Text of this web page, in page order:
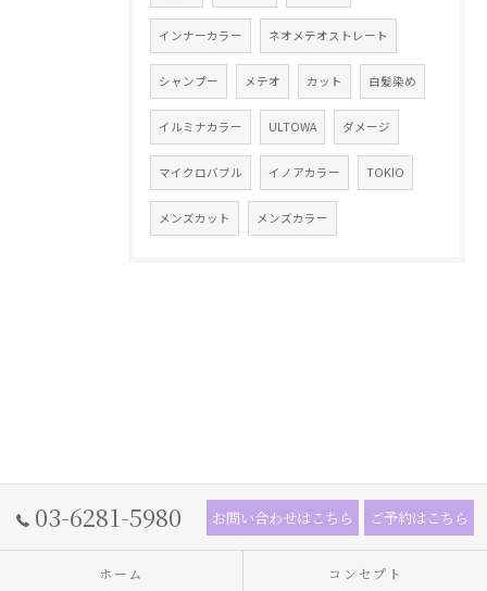
インナーカラー ネオメテオストレート
シャンプー メテオ カット 白髪染め
イルミナカラー ULTOWA ダメージ
マイクロバブル イノアカラー TOKIO
メンズカット メンズカラー
03-6281-5980 お問い合わせはこちら ご予約はこちら
ホーム コンセプト